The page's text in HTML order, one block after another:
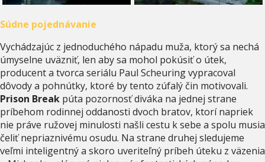
Súdne pojednávanie
Vychádzajúc z jednoduchého nápadu muža, ktorý sa nechá
úmyselne uväzniť, len aby sa mohol pokúsiť o útek,
producent a tvorca seriálu Paul Scheuring vypracoval
dôvody a pohnútky, ktoré by tento zúfalý čin motivovali.
Prison Break púta pozornosť diváka na jednej strane
príbehom rodinnej oddanosti dvoch bratov, ktorí napriek
nie práve ružovej minulosti našli cestu k sebe a spolu musia
čeliť nepriaznivému osudu. Na strane druhej sledujeme
veľmi inteligentný a skoro uveriteľný príbeh úteku z väzenia